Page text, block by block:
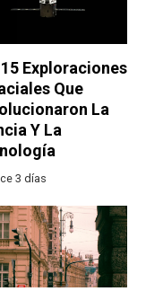
Exploraciones
Que
La
Y La
3 días